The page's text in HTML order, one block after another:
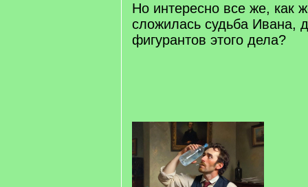
Но интересно все же, как
сложилась судьба Ивана,
фигурантов этого дела?